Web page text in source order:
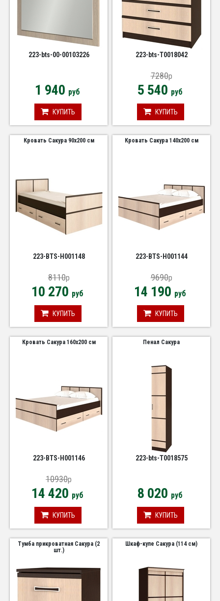
223-bts-00-00103226
1 940 руб
КУПИТЬ
223-bts-Т0018042
7280p
5 540 руб
КУПИТЬ
Кровать Сакура 90х200 см
223-BTS-Н001148
8110p
10 270 руб
КУПИТЬ
Кровать Сакура 140х200 см
223-BTS-Н001144
9690p
14 190 руб
КУПИТЬ
Кровать Сакура 160х200 см
223-BTS-Н001146
10930p
14 420 руб
КУПИТЬ
Пенал Сакура
223-bts-Т0018575
8 020 руб
КУПИТЬ
Тумба прикроватная Сакура (2
шт.)
Шкаф-купе Сакура (114 см)